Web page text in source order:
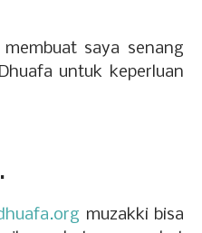
saya senang
untuk keperluan
muzakki bisa